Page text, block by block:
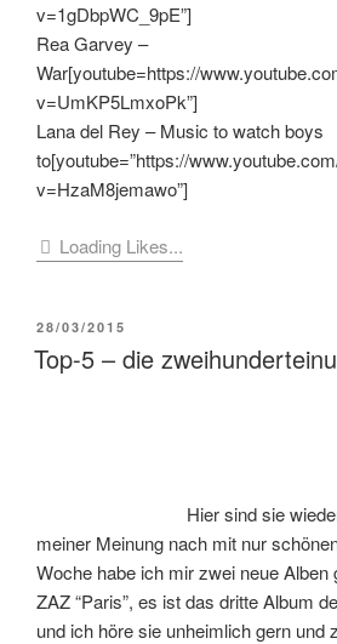
v=1gDbpWC_9pE”]
Rea Garvey –
War[youtube=https://
v=UmKP5LmxoPk”]
Lana del Rey – Music to watch boys
to[youtube=”https://
v=HzaM8jemawo”]
Loading Likes...
VERÖFFENTLICHT
AM
28/03/2015
Top-5 – die
Hier sind sie
meiner Meinung nach mit nur
Woche habe ich mir zwei neue Alben
ZAZ “Paris”, es ist das dritte Album
und ich höre sie unheimlich gern und